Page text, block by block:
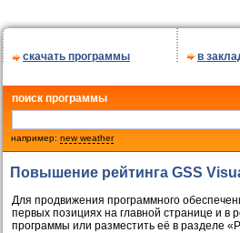
скачать программы в
поиск программы
например: new weather
Повышение рейтинга GSS
Для продвижения программного
первых позициях на главной странице и в
программы или разместить её в разделе